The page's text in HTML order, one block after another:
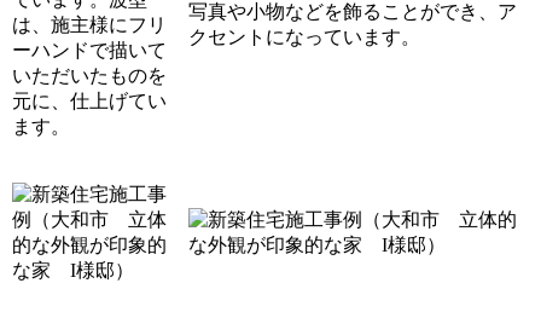
は、施主様にフリ
ーハンドで描いて
いただいたものを
元に、仕上げてい
ます。
写真や小物などを飾ることができ、ア
クセントになっています。